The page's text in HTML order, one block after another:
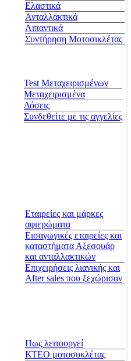
Ελαστικά
Ανταλλακτικά
Λιπαντικά
Συντήρηση Μοτοσικλέτας
Test Μεταχειρισμένων
Μεταχειρισμένα
Δόσεις
Συνδεθείτε με τις αγγελίες
Εταιρείες και μάρκες
αφιερώματα
Εισαγωγικές εταιρείες και
καταστήματα Αξεσουάρ
και ανταλλακτικών
Επιχειρήσεις λιανικής και
After sales που ξεχώρισαν
Πως λειτουργεί
ΚΤΕΟ μοτοσυκλέτας